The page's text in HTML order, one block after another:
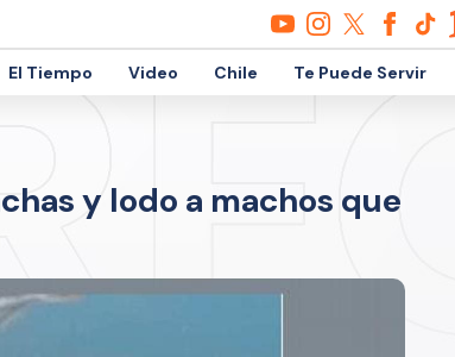
El Tiempo Video Chile Te Puede Servir
y lodo a machos que